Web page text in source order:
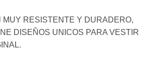
MUY RESISTENTE Y DURADERO,
DISEÑOS UNICOS PARA VESTIR